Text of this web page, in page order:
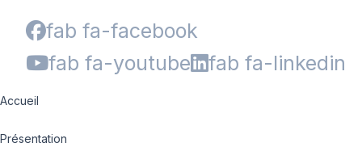
fab fa-facebook
fab fa-youtube
fab fa-linkedin
Accueil
Présentation